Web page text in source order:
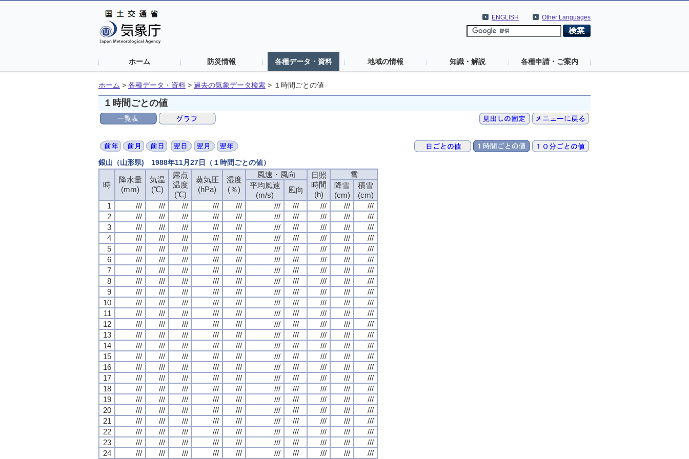
Other Languages
ENGLISH
ホーム 防災情報 各種データ・資料 地域の情報 知識・解説 各種申請・ご案内
ホーム > 各種データ・資料 > 過去の気象データ検索 > １時間ごとの値
１時間ごとの値
銀山（山形県) 1988年11月27日（１時間ごとの値）
時
降水量
(mm)
気温
(℃)
露点
温度
(℃)
蒸気圧
(hPa)
湿度
(％)
風速・風向
日照
時間
(h)
雪
平均風速
(m/s)
風向
降雪
(cm)
積雪
(cm)
1
/// /// /// /// /// /// /// /// ///
///
2
/// /// /// /// /// /// /// /// ///
///
3
/// /// /// /// /// /// /// /// ///
///
4
/// /// /// /// /// /// /// /// ///
///
5
/// /// /// /// /// /// /// /// ///
///
6
/// /// /// /// /// /// /// /// ///
///
7
/// /// /// /// /// /// /// /// ///
///
8
/// /// /// /// /// /// /// /// ///
///
9
/// /// /// /// /// /// /// /// ///
///
10
/// /// /// /// /// /// /// /// ///
///
11
/// /// /// /// /// /// /// /// ///
///
12
/// /// /// /// /// /// /// /// ///
///
13
/// /// /// /// /// /// /// /// ///
///
14
/// /// /// /// /// /// /// /// ///
///
15
/// /// /// /// /// /// /// /// ///
///
16
/// /// /// /// /// /// /// /// ///
///
17
/// /// /// /// /// /// /// /// ///
///
18
/// /// /// /// /// /// /// /// ///
///
19
/// /// /// /// /// /// /// /// ///
///
20
/// /// /// /// /// /// /// /// ///
///
21
/// /// /// /// /// /// /// /// ///
///
22
/// /// /// /// /// /// /// /// ///
///
23
/// /// /// /// /// /// /// /// ///
///
24
/// /// /// /// /// /// /// /// /// ///